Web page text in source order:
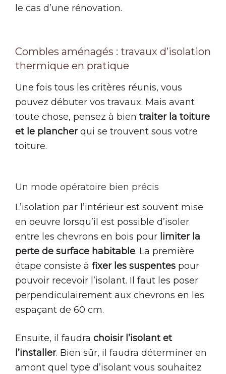
le cas d’une rénovation.
Combles aménagés : travaux d’isolation
thermique en pratique
Une fois tous les critères réunis, vous
pouvez débuter vos travaux. Mais avant
toute chose, pensez à bien traiter la toiture
et le plancherqui se trouvent sous votre
toiture.
Un mode opératoire bien précis
L’isolation par l’intérieur est souvent mise
en oeuvre lorsqu’il est possible d’isoler
entre les chevrons en bois pour limiter la
perte de surface habitable. La première
étape consiste à fixer les suspentes pour
pouvoir recevoir l’isolant. Il faut les poser
perpendiculairement aux chevrons en les
espaçant de 60 cm.
Ensuite, il faudra choisir l’isolant et
l’installer. Bien sûr, il faudra déterminer en
amont quel type d’isolant vous souhaitez